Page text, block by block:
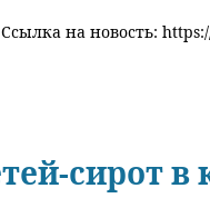
Ссылка на новость:
сирот в